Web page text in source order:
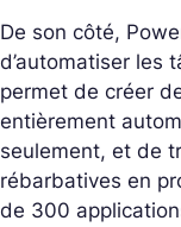
De son côté,
d’automatiser les
permet de créer
entièrement
seulement, et de
rébarbatives en
de 300